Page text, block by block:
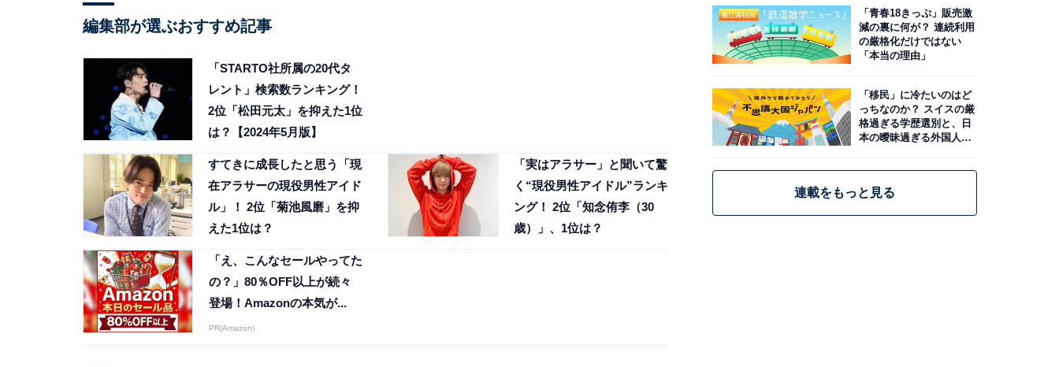
編集部が選ぶおすすめ記事
「STARTO社所属の20代タ
レント」検索数ランキング！
2位「松田元太」を抑えた1位
は？【2024年5月版】
すてきに成長したと思う「現
在アラサーの現役男性アイド
ル」！ 2位「菊池風磨」を抑
えた1位は？
「実はアラサー」と聞いて驚
く“現役男性アイドル”ランキ
ング！ 2位「知念侑李（30
歳）」、1位は？
「え、こんなセールやってた
の？」80％OFF以上が続々
登場！Amazonの本気が...
PR(Amazon)
「青春18きっぷ」販売激
減の裏に何が？ 連続利用
の厳格化だけではない
「本当の理由」
「移民」に冷たいのはど
っちなのか？ スイスの厳
格過ぎる学歴選別と、日
本の曖昧過ぎる外国人政
連載をもっと見る